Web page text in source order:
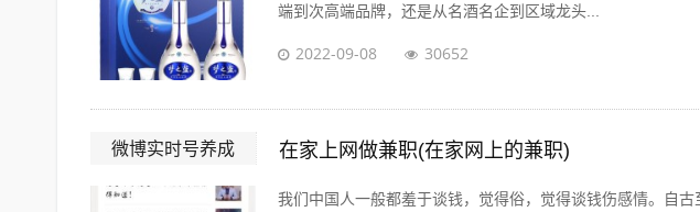
端到次高端品牌，还是从名酒名企到区域龙头...
2022-09-08 30652
微博实时号养成 在家上网做兼职(在家网上的兼职)
我们中国人一般都羞于谈钱，觉得俗，觉得谈钱伤感情。自古